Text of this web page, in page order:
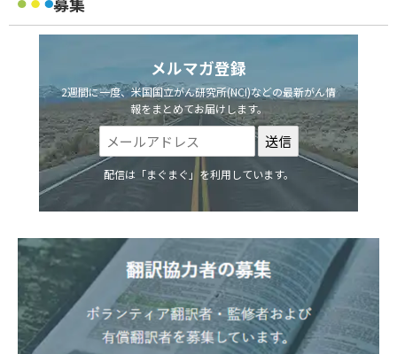
メルマガ登録
2週間に一度、米国国立がん研究所(NCI)などの最新がん情
報をまとめてお届けします。
配信は「まぐまぐ」を利用しています。